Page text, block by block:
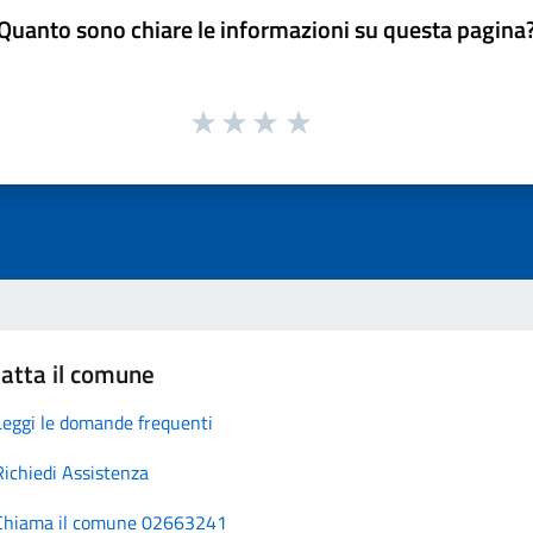
sono chiare le informazioni su questa
il comune
le domande frequenti
Assistenza
il comune 02663241